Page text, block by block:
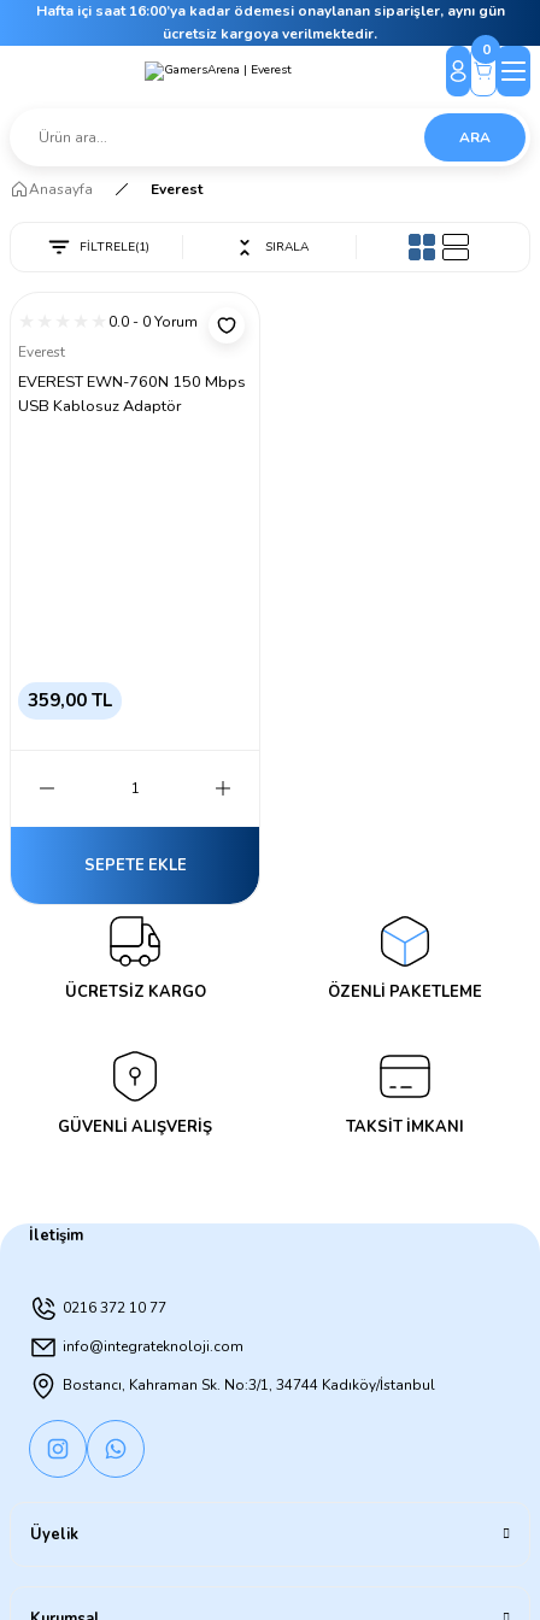
Hafta içi saat 16:00’ya kadar ödemesi onaylanan siparişler, aynı gün
ücretsiz kargoya verilmektedir.
ARA
0
Anasayfa Everest
FİLTRELE(1) SIRALA
0.0 - 0 Yorum
Everest
EVEREST EWN-760N 150 Mbps
USB Kablosuz Adaptör
359,00 TL
SEPETE EKLE
ÜCRETSİZ KARGO ÖZENLİ PAKETLEME
GÜVENLİ ALIŞVERİŞ TAKSİT İMKANI
İletişim
0216 372 10 77
info@integrateknoloji.com
Bostancı, Kahraman Sk. No:3/1, 34744 Kadıköy/İstanbul
Üyelik